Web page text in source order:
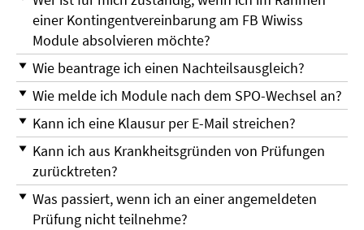
einer Kontingentvereinbarung am FB Wiwiss
Module absolvieren möchte?
Wie beantrage ich einen Nachteilsausgleich?
Wie melde ich Module nach dem SPO-Wechsel an?
Kann ich eine Klausur per E-Mail streichen?
Kann ich aus Krankheitsgründen von Prüfungen
zurücktreten?
Was passiert, wenn ich an einer angemeldeten
Prüfung nicht teilnehme?